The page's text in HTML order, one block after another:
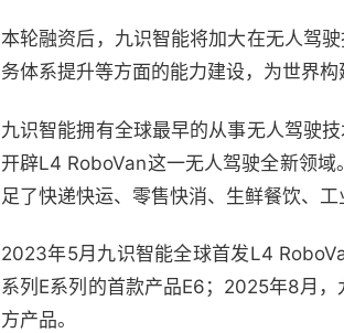
本轮融资后，九识智能将加大在无人驾
务体系提升等方面的能力建设，为世界
九识智能拥有全球最早的从事无人驾驶
开辟L4 RoboVan这一无人驾驶全新领
足了快递快运、零售快消、生鲜餐饮、工
2023年5月九识智能全球首发L4
系列E系列的首款产品E6；2025年8月
方产品。